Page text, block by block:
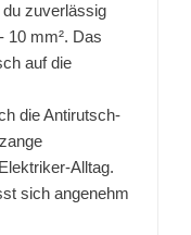
zuverlässig
10 mm². Das
auf die
die Antirutsch-
Alltag.
sich angenehm